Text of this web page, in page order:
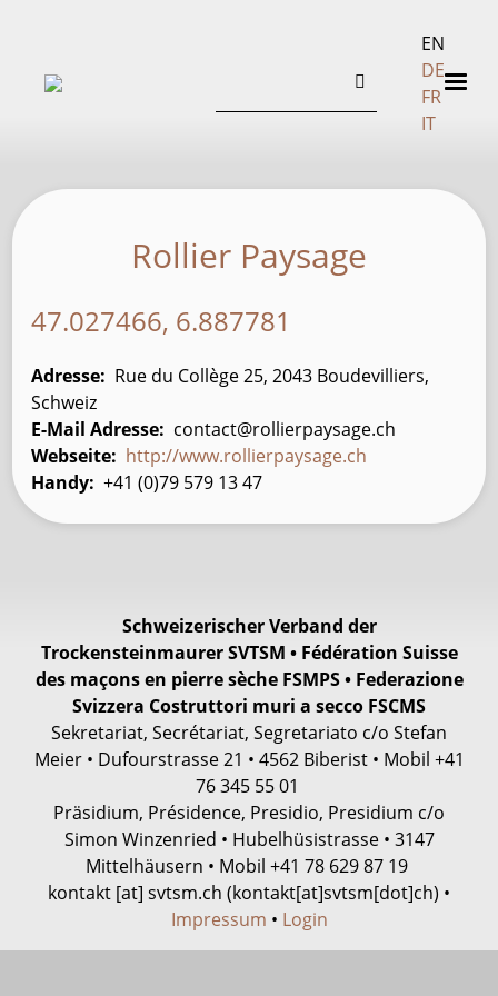
EN
DE
FR
IT
Rollier Paysage
47.027466, 6.887781
Adresse
Rue du Collège 25, 2043 Boudevilliers,
Schweiz
E-Mail Adresse
contact@rollierpaysage.ch
Webseite
http://www.rollierpaysage.ch
Handy
+41 (0)79 579 13 47
Schweizerischer Verband der
Trockensteinmaurer SVTSM • Fédération Suisse
des maçons en pierre sèche FSMPS • Federazione
Svizzera Costruttori muri a secco FSCMS
Sekretariat, Secrétariat, Segretariato c/o Stefan
Meier • Dufourstrasse 21 • 4562 Biberist • Mobil +41
76 345 55 01
Präsidium, Présidence, Presidio, Presidium c/o
Simon Winzenried • Hubelhüsistrasse • 3147
Mittelhäusern • Mobil +41 78 629 87 19
kontakt [at] svtsm.ch (kontakt[at]svtsm[dot]ch) •
Impressum • Login